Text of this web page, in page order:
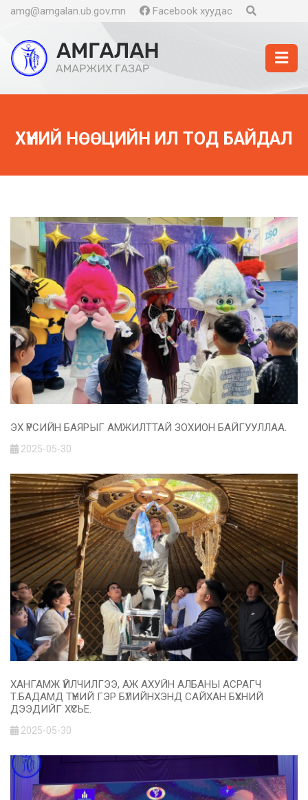
amg@amgalan.ub.gov.mn Facebook хуудас
ХҮНИЙ НӨӨЦИЙН ИЛ ТОД БАЙДАЛ
ЭХ ҮРСИЙН БАЯРЫГ АМЖИЛТТАЙ ЗОХИОН БАЙГУУЛЛАА.
2025-05-30
ХАНГАМЖ ҮЙЛЧИЛГЭЭ, АЖ АХУЙН АЛБАНЫ АСРАГЧ
Т.БАДАМД ТҮҮНИЙ ГЭР БҮЛИЙНХЭНД САЙХАН БҮХНИЙ
ДЭЭДИЙГ ХҮСЬЕ.
2025-05-30